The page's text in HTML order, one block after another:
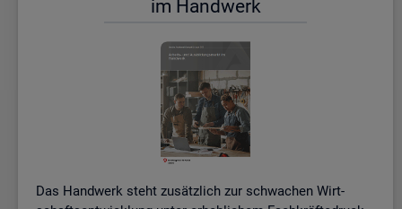
im Hand­werk
Das Hand­werk steht zu­sätz­lich zur schwa­chen Wirt­